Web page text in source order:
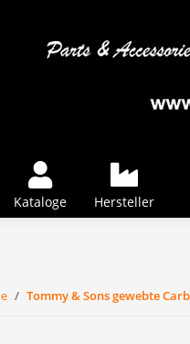
Kataloge Hersteller
Tommy & Sons gewebte